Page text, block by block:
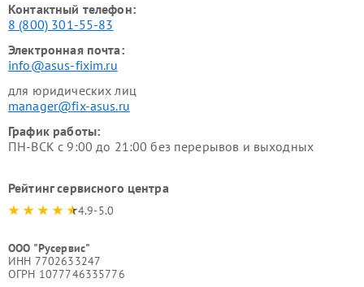
Контактный телефон:
8 (800) 301-55-83
Электронная почта:
info@asus-fixim.ru
для юридических лиц
manager@fix-asus.ru
График работы:
ПН-ВСК с 9:00 до 21:00 без перерывов и выходных
Рейтинг сервисного центра
4.9-5.0
ООО "Русервис"
ИНН 7702633247
ОГРН 1077746335776